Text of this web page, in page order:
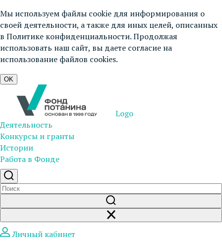
Мы используем файлы cookie для информирования о
своей деятельности, а также для иных целей, описанных
в Политике конфиденциальности. Продолжая
использовать наш сайт, вы даете согласие на
использование файлов cookies.
OK
Logo
Деятельность
Конкурсы и гранты
Истории
Работа в Фонде
Личный кабинет